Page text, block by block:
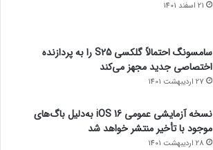
21 اسفند 1401
سامسونگ احتمالاً گلکسی S25 را به پردازنده
اختصاصی جدید مجهز می‌کند
27 اردیبهشت 1401
نسخه آزمایشی عمومی iOS 16 به‌دلیل باگ‌های
موجود با تأخیر منتشر خواهد شد
28 اردیبهشت 1401